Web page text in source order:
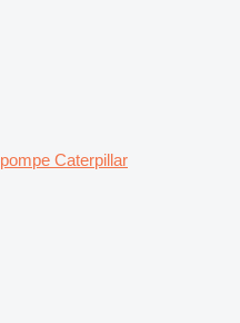
Caterpillar